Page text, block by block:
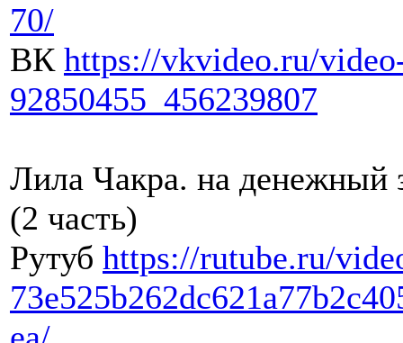
70/
ВК https://vkvideo.ru/
92850455_456239807
Лила Чакра. на денежный
(2 часть)
Рутуб https://rutube.ru/